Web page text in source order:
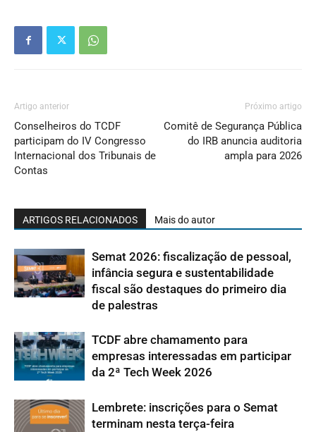
Artigo anterior
Conselheiros do TCDF
participam do IV Congresso
Internacional dos Tribunais de
Contas
Próximo artigo
Comitê de Segurança Pública
do IRB anuncia auditoria
ampla para 2026
ARTIGOS RELACIONADOS Mais do autor
Semat 2026: fiscalização de pessoal,
infância segura e sustentabilidade
fiscal são destaques do primeiro dia
de palestras
TCDF abre chamamento para
empresas interessadas em participar
da 2ª Tech Week 2026
Lembrete: inscrições para o Semat
terminam nesta terça-feira